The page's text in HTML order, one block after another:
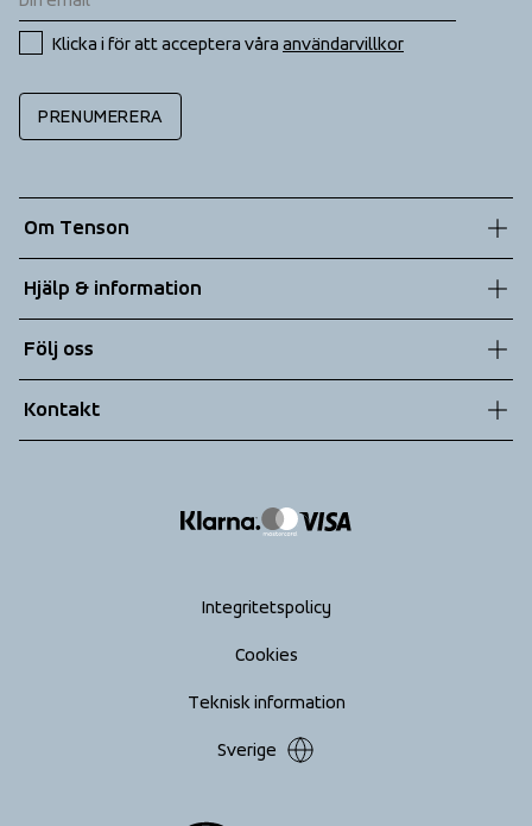
Klicka i för att acceptera våra användarvillkor
PRENUMERERA
Om Tenson
Hållbarhet
Teknologier
Hjälp & information
Allmänna villkor
Returer
Följ oss
Kontakt
Integritetspolicy
Cookies
Teknisk information
Sverige